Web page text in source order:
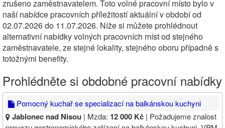
zrušeno zaměstnavatelem. Toto volné pracovní místo bylo v
naší nabídce pracovních příležitostí aktuální v období od
02.07.2026 do 11.07.2026. Níže si můžete prohlédnout
alternativní nabídky volných pracovních míst od stejného
zaměstnavatele, ze stejné lokality, stejného oboru případně s
totožnými benefity.
Prohlédněte si obdobné pracovní nabídky
Pomocný kuchař se specializací na balkánskou kuchyni
Jablonec nad Nisou | Mzda: 12 000 Kč | Požadujeme znalost